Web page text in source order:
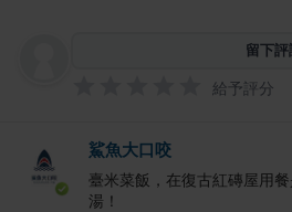
留下評
給予評分
鯊魚大口咬
臺米菜飯，在復古紅磚屋用
湯！